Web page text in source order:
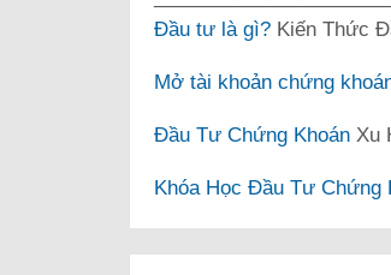
Đầu tư là gì? Kiến Thức
Mở tài khoản chứng
Đầu Tư Chứng Khoán Xu
Khóa Học Đầu Tư Chứng